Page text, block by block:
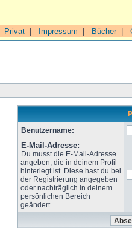
Privat Impressum Bücher|
Benutzername:
E-Mail-Adresse:
Du musst die E-Mail-Adresse
angeben, die in deinem Profil
hinterlegt ist. Diese hast du bei
der Registrierung angegeben
oder nachträglich in deinem
persönlichen Bereich
geändert.